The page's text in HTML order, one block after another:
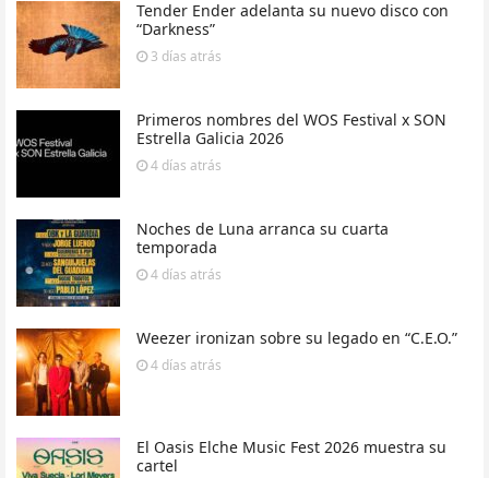
Tender Ender adelanta su nuevo disco con
“Darkness”
3 días atrás
Primeros nombres del WOS Festival x SON
Estrella Galicia 2026
4 días atrás
Noches de Luna arranca su cuarta
temporada
4 días atrás
Weezer ironizan sobre su legado en “C.E.O.”
4 días atrás
El Oasis Elche Music Fest 2026 muestra su
cartel